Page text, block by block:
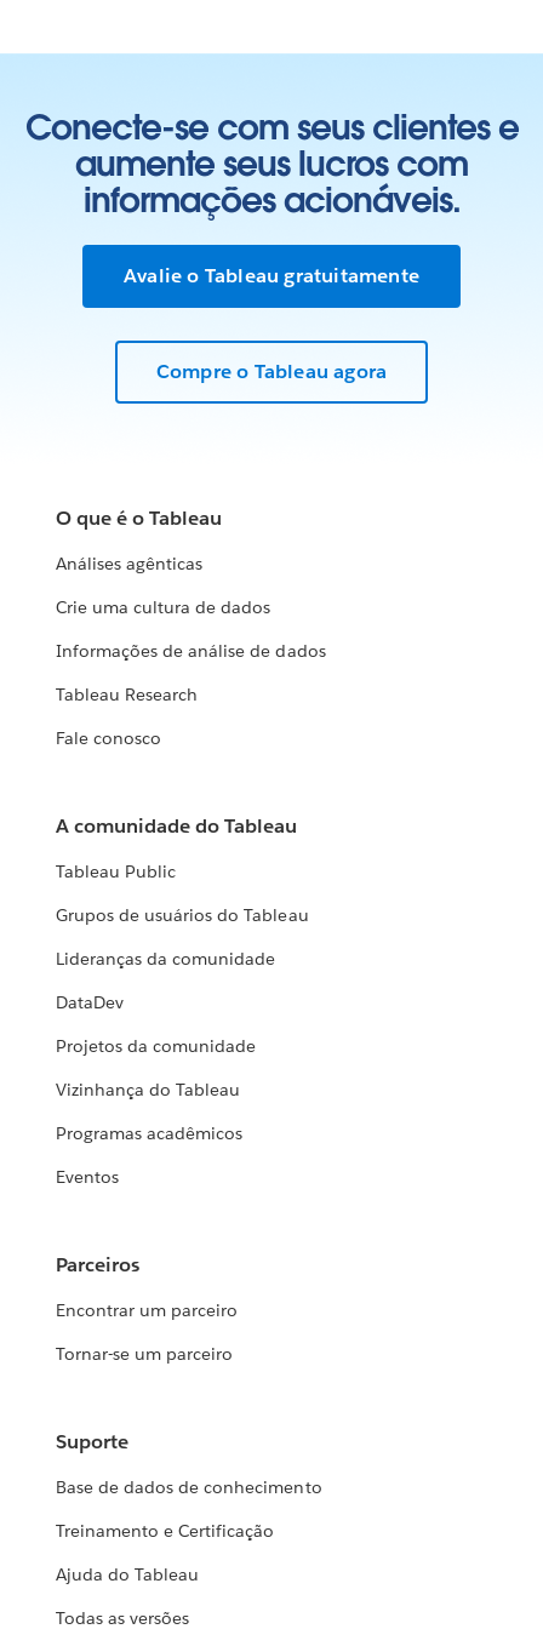
Conecte-se com seus clientes e
aumente seus lucros com
informações acionáveis.
Avalie o Tableau gratuitamente
Compre o Tableau agora
O que é o Tableau
Análises agênticas
Crie uma cultura de dados
Informações de análise de dados
Tableau Research
Fale conosco
A comunidade do Tableau
Tableau Public
Grupos de usuários do Tableau
Lideranças da comunidade
DataDev
Projetos da comunidade
Vizinhança do Tableau
Programas acadêmicos
Eventos
Parceiros
Encontrar um parceiro
Tornar-se um parceiro
Suporte
Base de dados de conhecimento
Treinamento e Certificação
Ajuda do Tableau
Todas as versões